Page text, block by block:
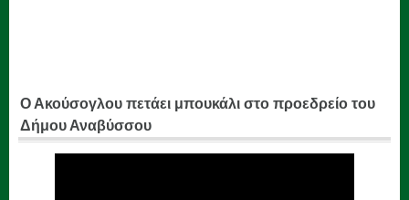
Ο Ακούσογλου πετάει μπουκάλι στο προεδρείο του
Δήμου Αναβύσσου